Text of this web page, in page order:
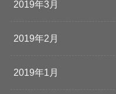
2019年3月
2019年2月
2019年1月